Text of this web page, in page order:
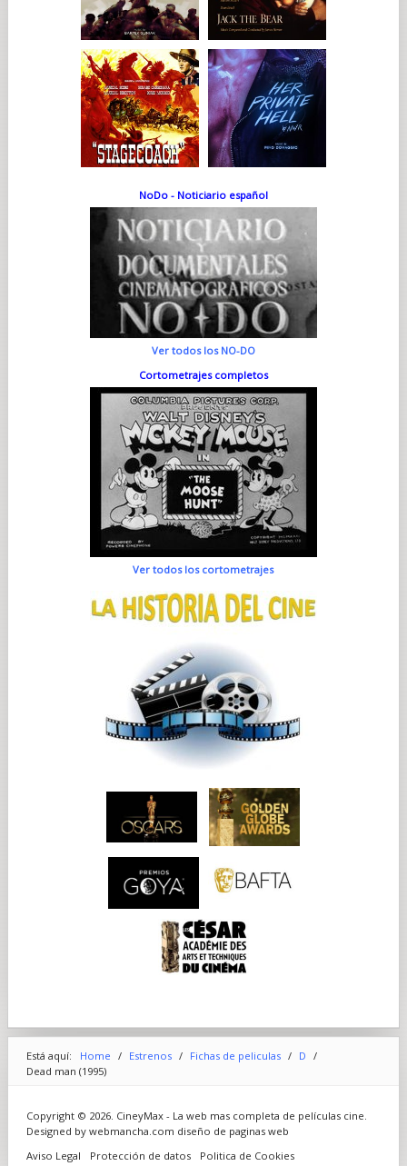
NoDo - Noticiario español
Ver todos los NO-DO
Cortometrajes completos
Ver todos los cortometrajes
Está aquí: Home / Estrenos / Fichas de peliculas / D /
Dead man (1995)
Copyright © 2026. CineyMax - La web mas completa de películas cine.
Designed by webmancha.com diseño de paginas web
Aviso Legal
Protección de datos Politica de Cookies